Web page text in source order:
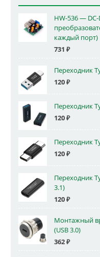
HW-536 —
каждый порт)
731 ₽
Переходник
120₽
Переходник
120₽
Переходник
120₽
Переходник
3.1)
120₽
Монтажный
(USB 3.0)
362₽